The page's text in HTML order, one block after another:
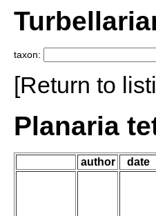
taxon:
[Return to
Planaria
author date